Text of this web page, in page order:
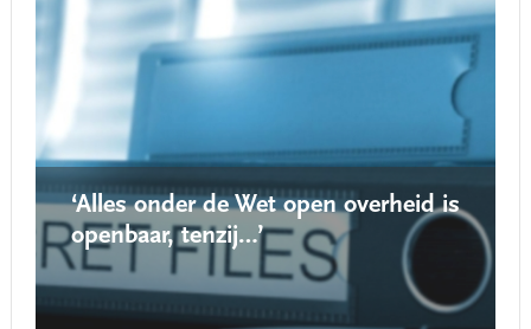
‘Alles onder de Wet open overheid is
openbaar, tenzij…’